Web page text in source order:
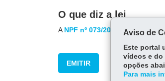
O que diz a lei
A NPF nº 073/2010 disciplina a
EMITIR
Aviso de
Este portal
vídeos e do
opções
Para mais